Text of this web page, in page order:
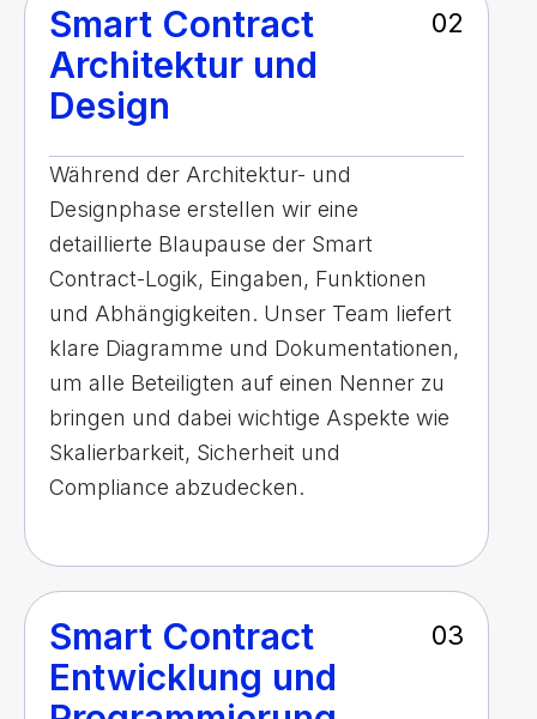
Smart Contract
Architektur und
Design
02
Während der Architektur- und
Designphase erstellen wir eine
detaillierte Blaupause der Smart
Contract-Logik, Eingaben, Funktionen
und Abhängigkeiten. Unser Team liefert
klare Diagramme und Dokumentationen,
um alle Beteiligten auf einen Nenner zu
bringen und dabei wichtige Aspekte wie
Skalierbarkeit, Sicherheit und
Compliance abzudecken.
Smart Contract
Entwicklung und
03